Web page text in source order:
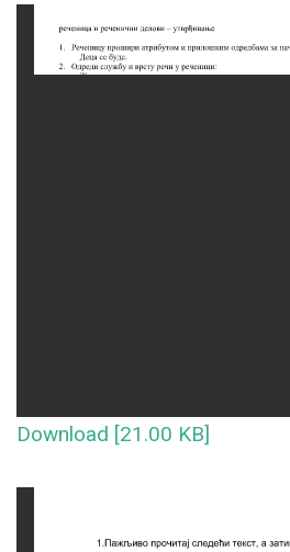
Download [21.00 KB]